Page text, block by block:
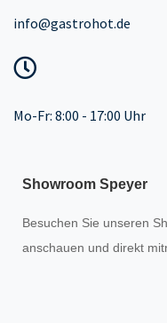
info@gastrohot.de
Mo-Fr: 8:00 - 17:00 Uhr
Showroom Speyer
Besuchen Sie unseren
anschauen und direkt